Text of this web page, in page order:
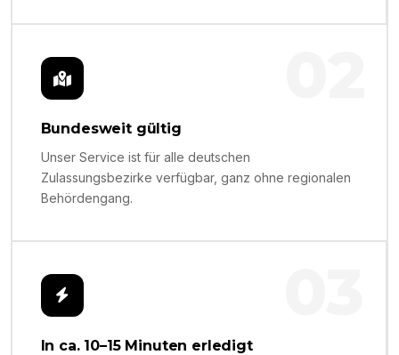
Bundesweit gültig
Unser Service ist für alle deutschen
Zulassungsbezirke verfügbar, ganz ohne regionalen
Behördengang.
In ca. 10–15 Minuten erledigt